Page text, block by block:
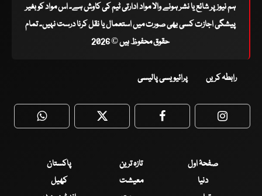
ہم نیوز پر شائع یا نشر ہونے والا مواد ادارتی ٹیم کی کاوش ہے۔ اس مواد کو بغیر
پیشگی اجازت کسی بھی صورت میں استعمال یا نقل کرنا درست نہیں۔ تمام
حقوق محفوظ ہیں © 2026
رابطہ کریں پرائیویسی پالیسی
WhatsApp Twitter Facebook
صفحۂ اول تازہ ترین
پاکستان
دنیا
معیشت
کھیل